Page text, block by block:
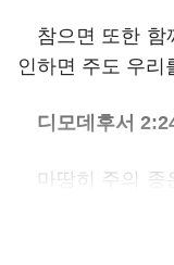
참으면 또한 함
인하면 주도 우리
디모데후서
마땅히 주의 종